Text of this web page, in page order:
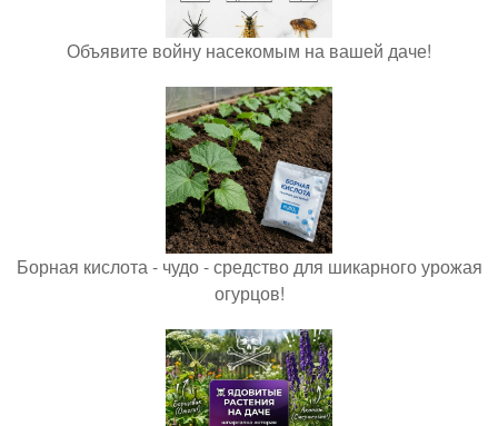
Объявите войну насекомым на вашей даче!
Борная кислота - чудо - средство для шикарного урожая
огурцов!